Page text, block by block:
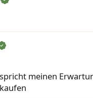
meinen